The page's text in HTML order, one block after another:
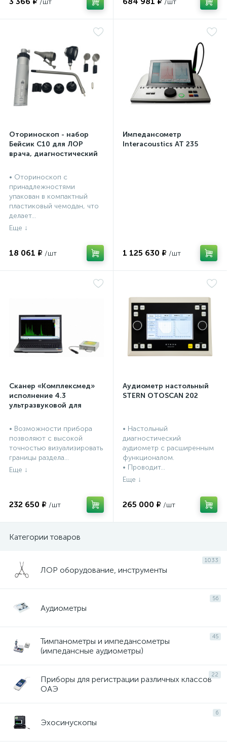
Оториноскоп - набор
Бейсик С10 для ЛОР
врача, диагностический
• Оториноскоп с
принадлежностями
упакован в компактный
пластиковый чемодан, что
делает...
18 061 ₽
Импедансометр
Interacoustics AT 235
1 125 630 ₽
Сканер «Комплексмед»
исполнение 4.3
ультразвуковой для
(эхосинускоп) - прибор
компьютеризированный
обследований во
внешнем настольном
корпусе с ноутбуком.
медицинский
• Возможности прибора
позволяют с высокой
точностью визуализировать
границы раздела...
232 650 ₽
Аудиометр настольный
STERN OTOSCAN 202
• Настольный
диагностический
аудиометр с расширенным
функционалом.
• Проводит...
265 000 ₽
Категории товаров
1033
ЛОР оборудование, инструменты
56
Аудиометры
45
Тимпанометры и импедансометры
(импедансные аудиометры)
22
Приборы для регистрации различных классов
ОАЭ
6
Эхосинускопы